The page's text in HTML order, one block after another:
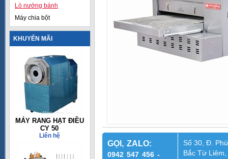
Lò nướng bánh
Máy chia bột
KHUYẾN MÃI
MÁY RANG HẠT ĐIỀU
CY 50
Liên hệ
GỌI, ZALO:
0942 547 456 -
Số 30, Đ.
Bắc Từ